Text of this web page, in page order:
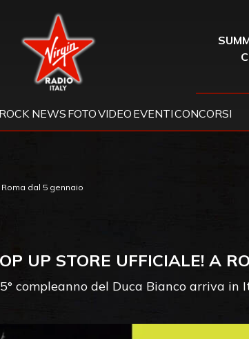
Virgin Radio
ROCK NEWS FOTOVIDEO EVENTICONCORSI
dal 5 gennaio
UP STORE UFFICIALE! A
compleanno del Duca Bianco arriva in